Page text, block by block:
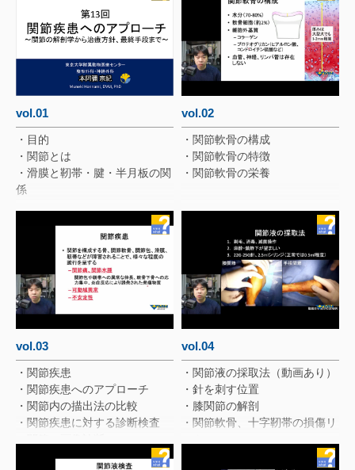
vol.01
・目的
・関節とは
・滑膜と靭帯・腱・半月板の関
係
vol.02
・関節軟骨の構成
・関節軟骨の特徴
・関節軟骨の栄養
vol.03
・関節疾患
・関節疾患へのアプローチ
・関節内の描出法の比較
・関節疾患に対する診断検査
vol.04
・関節液の採取法（動画あり）
・針を刺す位置
・膝関節の解剖
・関節軟骨、十字靭帯の損傷リ
・膝関節液増量関節包はどうふ